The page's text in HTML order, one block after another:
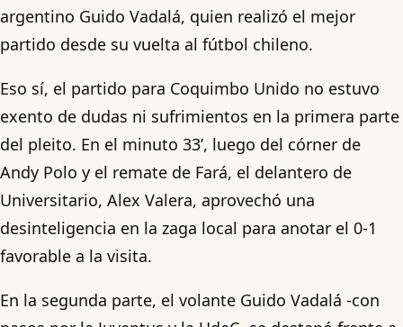
argentino Guido Vadalá, quien realizó el mejor
partido desde su vuelta al fútbol chileno.
Eso sí, el partido para Coquimbo Unido no estuvo
exento de dudas ni sufrimientos en la primera parte
del pleito. En el minuto 33’, luego del córner de
Andy Polo y el remate de Fará, el delantero de
Universitario, Alex Valera, aprovechó una
desinteligencia en la zaga local para anotar el 0-1
favorable a la visita.
En la segunda parte, el volante Guido Vadalá -con